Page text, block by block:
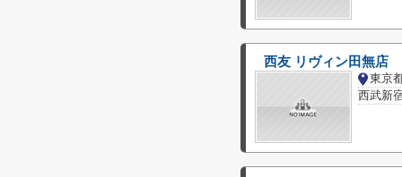
西友 リヴィン田無店
東京
西武新